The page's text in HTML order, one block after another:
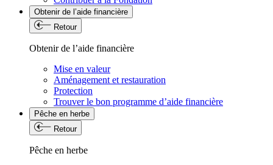
Obtenir de l’aide financière
Retour
Obtenir de l’aide financière
Mise en valeur
Aménagement et restauration
Protection
Trouver le bon programme d’aide financière
Pêche en herbe
Retour
Pêche en herbe